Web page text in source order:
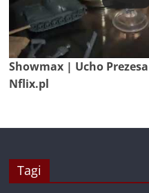
Showmax | Ucho
Nflix.pl
Tagi